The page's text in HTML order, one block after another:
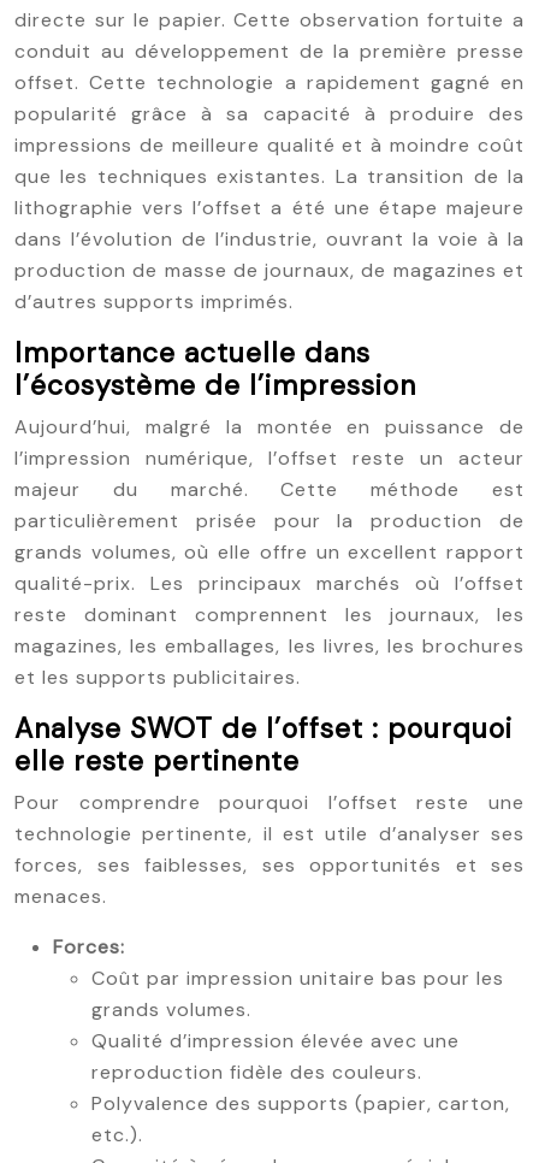
directe sur le papier. Cette observation fortuite a
conduit au développement de la première presse
offset. Cette technologie a rapidement gagné en
popularité grâce à sa capacité à produire des
impressions de meilleure qualité et à moindre coût
que les techniques existantes. La transition de la
lithographie vers l’offset a été une étape majeure
dans l’évolution de l’industrie, ouvrant la voie à la
production de masse de journaux, de magazines et
d’autres supports imprimés.
Importance actuelle dans
l’écosystème de l’impression
Aujourd’hui, malgré la montée en puissance de
l’impression numérique, l’offset reste un acteur
majeur du marché. Cette méthode est
particulièrement prisée pour la production de
grands volumes, où elle offre un excellent rapport
qualité-prix. Les principaux marchés où l’offset
reste dominant comprennent les journaux, les
magazines, les emballages, les livres, les brochures
et les supports publicitaires.
Analyse SWOT de l’offset : pourquoi
elle reste pertinente
Pour comprendre pourquoi l’offset reste une
technologie pertinente, il est utile d’analyser ses
forces, ses faiblesses, ses opportunités et ses
menaces.
Forces:
Coût par impression unitaire bas pour les
grands volumes.
Qualité d’impression élevée avec une
reproduction fidèle des couleurs.
Polyvalence des supports (papier, carton,
etc.).